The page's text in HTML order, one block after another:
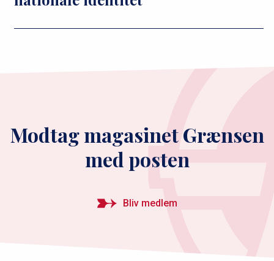
Modtag magasinet Grænsen
med posten
Bliv medlem